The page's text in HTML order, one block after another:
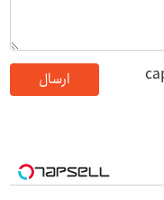
ارسال